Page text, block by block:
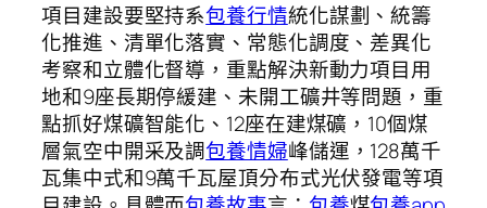
項目建設要堅持系包養行情統化謀劃、統籌
化推進、清單化落實、常態化調度、差異化
考察和立體化督導，重點解決新動力項目用
地和9座長期停緩建、未開工礦井等問題，重
點抓好煤礦智能化、12座在建煤礦，10個煤
層氣空中開采及調包養情婦峰儲運，128萬千
瓦集中式和9萬千瓦屋頂分布式光伏發電等項